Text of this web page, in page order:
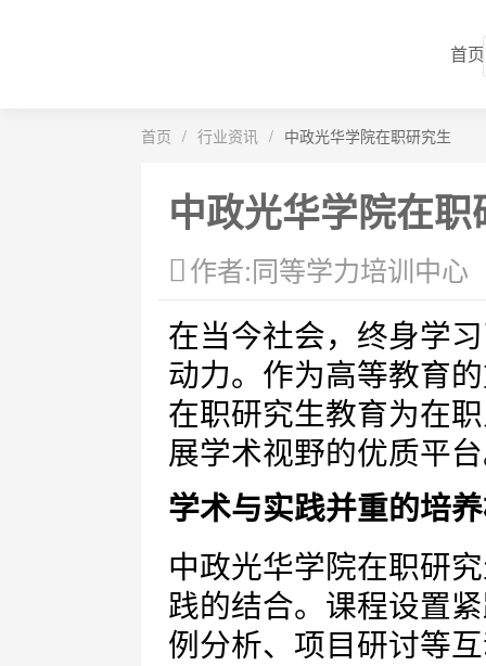
首页
首页 / 行业资讯 / 中政光华学院在职研究生
中政光华学院在职
作者:同等学力培训中心
在当今社会，终身学
动力。作为高等教育
在职研究生教育为在
展学术视野的优质平
学术与实践并重的培
中政光华学院在职研
践的结合。课程设置
例分析、项目研讨等